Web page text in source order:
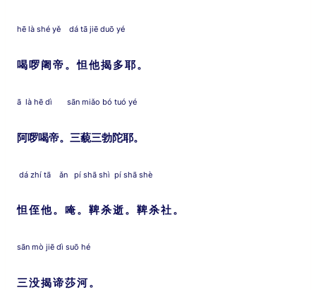
hē là shé yě dá tā jiē duō yé
喝啰阇帝。怛他揭多耶。
ā là hē dì sān miǎo bó tuó yé
阿啰喝帝。三藐三勃陀耶。
dá zhí tā ǎn pí shā shì pí shā shè
怛侄他。唵。鞞杀逝。鞞杀社。
sān mò jiē dì suō hé
三没揭谛莎河。